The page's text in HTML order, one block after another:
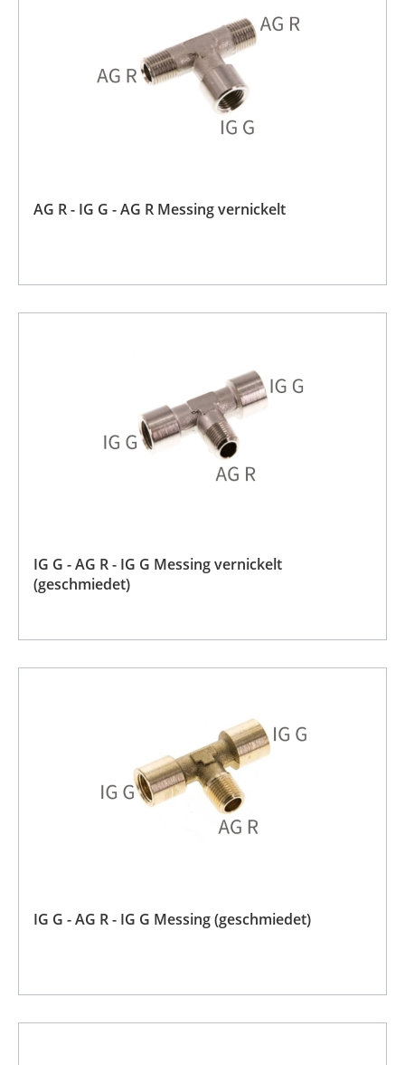
AG R - IG G - AG R Messing vernickelt
IG G - AG R - IG G Messing vernickelt
(geschmiedet)
IG G - AG R - IG G Messing (geschmiedet)